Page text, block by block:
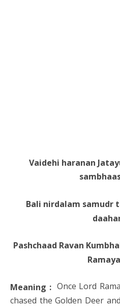
Vaidehi haranan
Bali nirdalam samudr
Pashchaad Ravan
Meaning : Once Lord
chased the Golden Deer